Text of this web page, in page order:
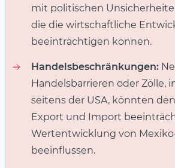
mit politischen
die die wirtschaftliche
beeinträchtigen können.
Handelsbeschränkungen:
Handelsbarrieren oder Zölle,
seitens der USA, könnten
Export und Import
Wertentwicklung von
beeinflussen.